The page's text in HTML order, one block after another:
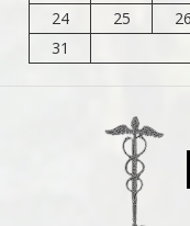
24
25 26
31